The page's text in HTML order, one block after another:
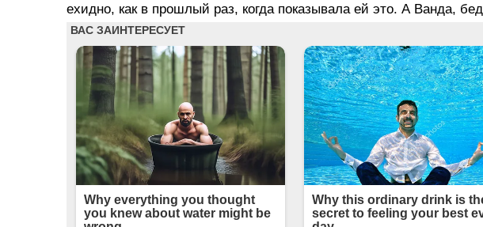
ехидно, как в прошлый раз, когда показывала ей это. А Ванда,